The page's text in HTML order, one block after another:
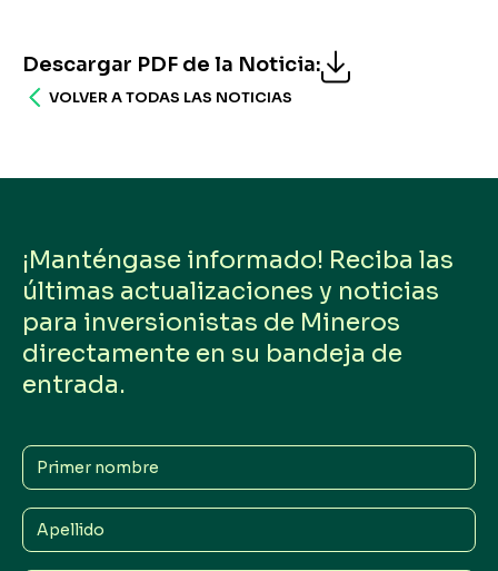
Descargar PDF de la Noticia:
VOLVER A TODAS LAS NOTICIAS
¡Manténgase informado! Reciba las
últimas actualizaciones y noticias
para inversionistas de Mineros
directamente en su bandeja de
entrada.
Primer
nombre
Apellido